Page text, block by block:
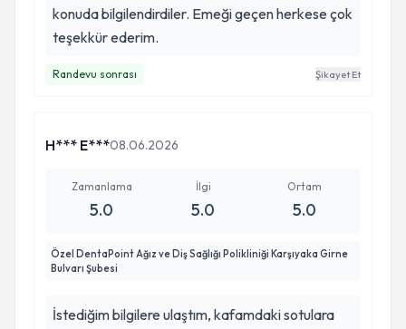
konuda bilgilendirdiler. Emeği geçen herkese çok
teşekkür ederim.
Randevu sonrası Şikayet Et
H*** E***08.06.2026
Zamanlama
5.0
İlgi
5.0
Ortam
5.0
Özel DentaPoint Ağız ve Diş Sağlığı Polikliniği Karşıyaka Girne
Bulvarı Şubesi
İstediğim bilgilere ulaştım, kafamdaki sotulara